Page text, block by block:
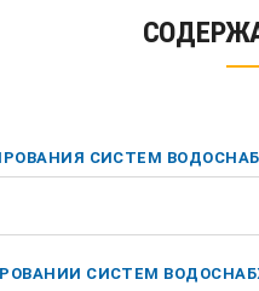
СИСТЕМ
СИСТЕМ